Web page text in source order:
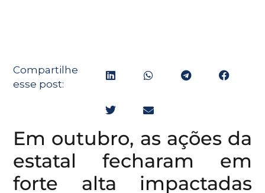
Compartilhe
esse post:
Em outubro, as ações da
estatal fecharam em
forte alta impactadas